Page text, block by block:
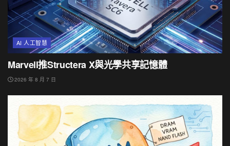
AI 人工智慧
Marvell推Structera X與光學共享記憶體
2026 年 8 月 7 日